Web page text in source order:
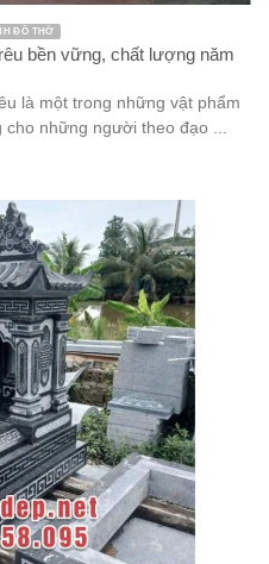
ĐỒ THỜ
bền vững, chất lượng năm
là một trong những vật phẩm
những người theo đạo ...